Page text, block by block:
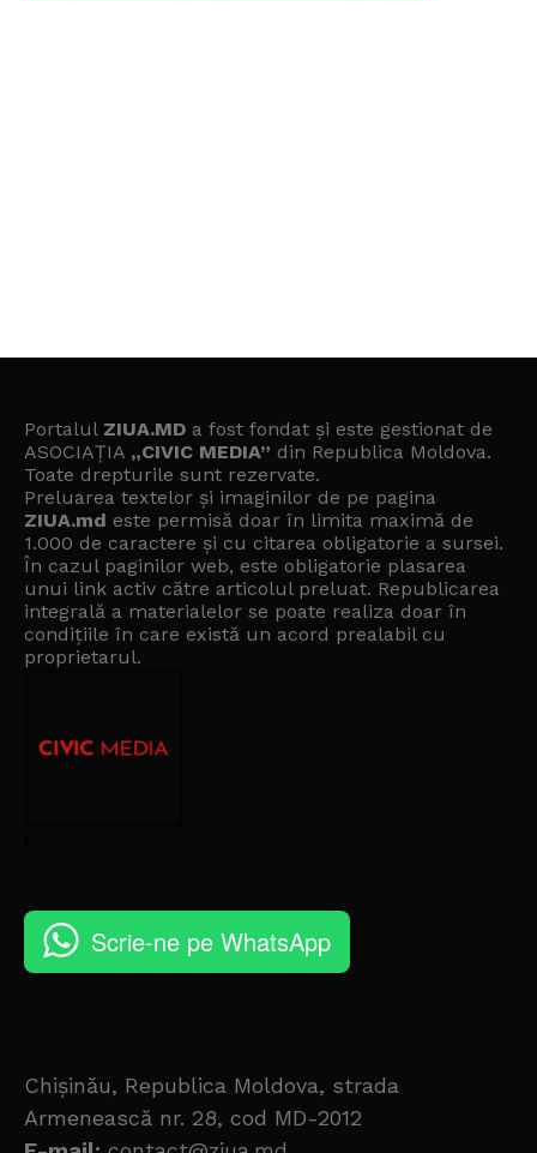
Portalul ZIUA.MD a fost fondat și este gestionat de
ASOCIAȚIA „CIVIC MEDIA” din Republica Moldova.
Toate drepturile sunt rezervate.
Preluarea textelor și imaginilor de pe pagina
ZIUA.md este permisă doar în limita maximă de
1.000 de caractere și cu citarea obligatorie a sursei.
În cazul paginilor web, este obligatorie plasarea
unui link activ către articolul preluat. Republicarea
integrală a materialelor se poate realiza doar în
condițiile în care există un acord prealabil cu
proprietarul.
Scrie-ne pe WhatsApp
Chișinău, Republica Moldova, strada
Armenească nr. 28, cod MD-2012